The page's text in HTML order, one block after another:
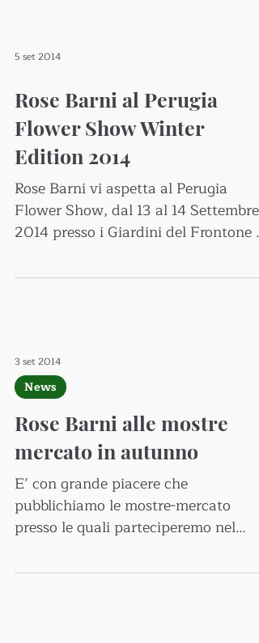
5 set 2014
Rose Barni al Perugia
Flower Show Winter
Edition 2014
Rose Barni vi aspetta al Perugia
Flower Show, dal 13 al 14 Settembre
2014 presso i Giardini del Frontone di
3 set 2014
News
Rose Barni alle mostre
mercato in autunno
E’ con grande piacere che
pubblichiamo le mostre-mercato
presso le quali parteciperemo nel
Perugia...